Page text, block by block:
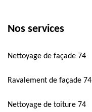
Nos services
Nettoyage de façade 74
Ravalement de façade 74
Nettoyage de toiture 74